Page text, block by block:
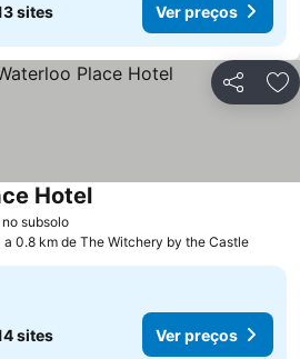
sites Ver preços
Partilhar
subsoloVer preços
HotelVer preços
a 0.8 km de The Witchery by the Castle
sites Ver preços